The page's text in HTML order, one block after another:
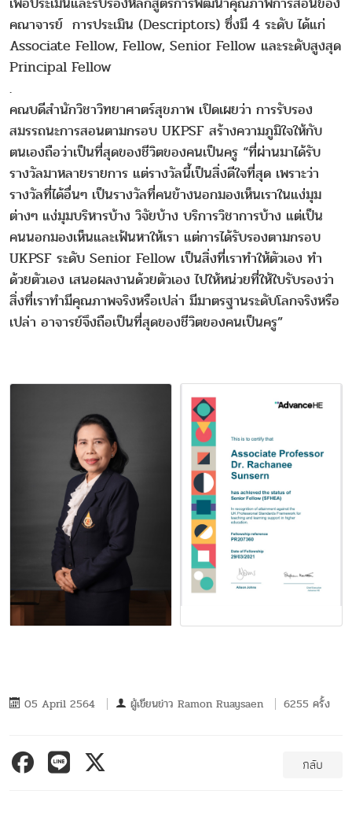
คณาจารย์ การประเมิน (Descriptors) ซึ่งมี 4 ระดับ ได้แก่
Associate Fellow, Fellow, Senior Fellow และระดับสูงสุด
Principal Fellow
.
คณบดีสำนักวิชาวิทยาศาตร์สุขภาพ เปิดเผยว่า การรับรอง
สมรรถนะการสอนตามกรอบ UKPSF สร้างความภูมิใจให้กับ
ตนเองถือว่าเป็นที่สุดของชีวิตของคนเป็นครู “ที่ผ่านมาได้รับ
รางวัลมาหลายรายการ แต่รางวัลนี้เป็นสิ่งดีใจที่สุด เพราะว่า
รางวัลที่ได้อื่นๆ เป็นรางวัลที่คนข้างนอกมองเห็นเราในแง่มุม
ต่างๆ แง่มุมบริหารบ้าง วิจัยบ้าง บริการวิชาการบ้าง แต่เป็น
คนนอกมองเห็นและเฟ้นหาให้เรา แต่การได้รับรองตามกรอบ
UKPSF ระดับ Senior Fellow เป็นสิ่งที่เราทำให้ตัวเอง ทำ
ด้วยตัวเอง เสนอผลงานด้วยตัวเอง ไปให้หน่วยที่ให้ใบรับรองว่า
สิ่งที่เราทำมีคุณภาพจริงหรือเปล่า มีมาตรฐานระดับโลกจริงหรือ
เปล่า อาจารย์จึงถือเป็นที่สุดของชีวิตของคนเป็นครู”
05 April 2564 ผู้เขียนข่าว Ramon Ruaysaen 6255 ครั้ง
กลับ